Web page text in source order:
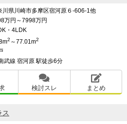
川県川崎市多摩区宿河原６-606-1他
万円～7998万円
・4LDK
2 ～77.01m2
武線 宿河原 駅徒歩6分
検討スレ まとめ
ス